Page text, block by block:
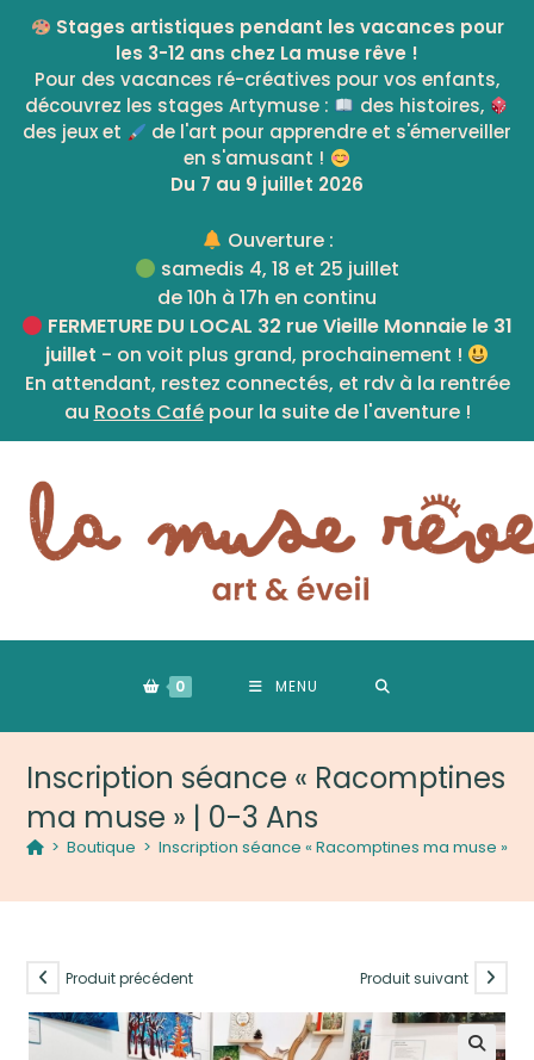
content
Stages artistiques pendant les vacances pour
les 3-12 ans chez La muse rêve !
Pour des vacances ré-créatives pour vos enfants,
découvrez les stages Artymuse :
des histoires,
des jeux et
de l'art pour apprendre et s'émerveiller
en s'amusant !
Du 7 au 9 juillet 2026
Ouverture :
samedis 4, 18 et 25 juillet
de 10h à 17h en continu
FERMETURE DU LOCAL 32 rue Vieille Monnaie le 31
juillet - on voit plus grand, prochainement !
En attendant, restez connectés, et rdv à la rentrée
au Roots Cafépour la suite de l'aventure !
0 MENU
Inscription séance « Racomptines
ma muse » | 0-3 Ans
> Boutique > Inscription séance « Racomptines ma muse » |
Produit précédent Produit suivant